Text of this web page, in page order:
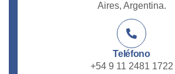
Aires, Argentina.
Teléfono
+54 9 11 2481 1722